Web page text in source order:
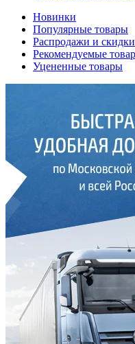
Новинки
Популярные товары
Распродажи и скидки
Рекомендуемые
Уцененные товары